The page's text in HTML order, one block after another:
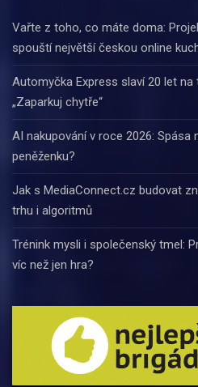
Vařte z toho, co máte doma:
spouští největší českou online
Automyčka Express slaví 20 let
„Zaparkuj chytře“
AI nakupování v roce 2026: Spása
peněženku?
Jak s MediaConnect.cz budovat
trhu i algoritmů
Trénink mysli i společenský tmel:
víc než jen hra?